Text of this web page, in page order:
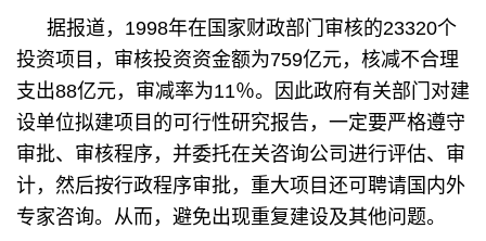
据报道，1998年在国家财政部门审核的23320个
投资项目，审核投资资金额为759亿元，核减不合理
支出88亿元，审减率为11％。因此政府有关部门对建
设单位拟建项目的可行性研究报告，一定要严格遵守
审批、审核程序，并委托在关咨询公司进行评估、审
计，然后按行政程序审批，重大项目还可聘请国内外
专家咨询。从而，避免出现重复建设及其他问题。